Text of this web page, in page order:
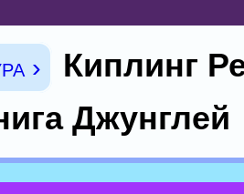
›
Киплинг
Джунглей